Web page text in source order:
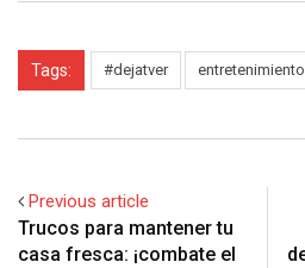
Tags: #dejatver entretenimiento
Previous article
Trucos para mantener tu
casa fresca: ¡combate el